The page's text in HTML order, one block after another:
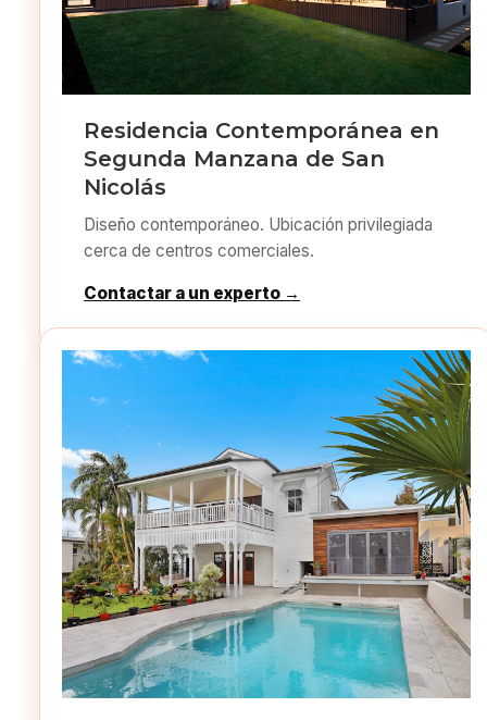
Residencia Contemporánea en
Segunda Manzana de San
Nicolás
Diseño contemporáneo. Ubicación privilegiada
cerca de centros comerciales.
Contactar a un experto →